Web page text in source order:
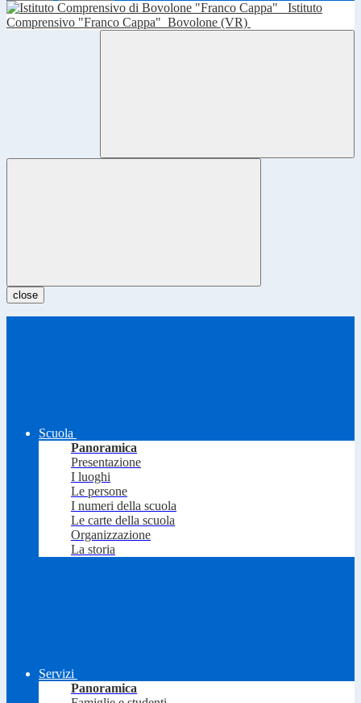
Istituto
Comprensivo "Franco Cappa" Bovolone (VR)
close
Scuola
Panoramica
Presentazione
I luoghi
Le persone
I numeri della scuola
Le carte della scuola
Organizzazione
La storia
Servizi
Panoramica